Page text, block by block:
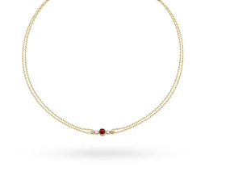
Abecedne